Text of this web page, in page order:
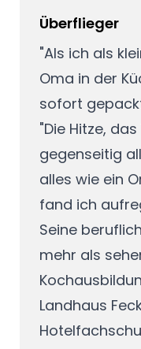
Überflieger
"Als ich als
Oma in der
sofort
"Die Hitze,
gegenseitig
alles wie ein
fand ich
Seine
mehr als
Landhaus